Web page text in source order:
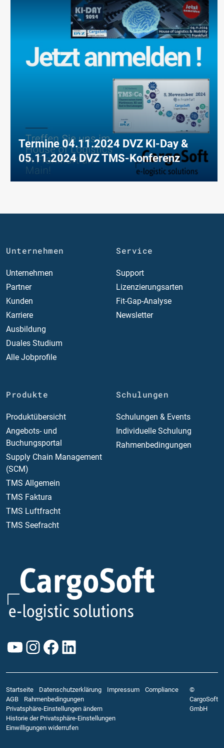
Termine 04.11.2024 DVZ KI-Day &
05.11.2024 DVZ TMS-Konferenz
YouTube
Instagram
Facebook
LinkedIn
Unternehmen
Unternehmen
Partner
Kunden
Karriere
Ausbildung
Duales Studium
Alle Jobprofile
Service
Support
Lizenzierungsarten
Fit-Gap-Analyse
Newsletter
Produkte
Produktübersicht
Angebots- und
Buchungsportal
Supply Chain Management
(SCM)
TMS Allgemein
TMS Faktura
TMS Luftfracht
TMS Seefracht
Schulungen
Schulungen & Events
Individuelle Schulung
Rahmenbedingungen
Startseite Datenschutzerklärung Impressum
Compliance
AGB
Rahmenbedingungen
Privatsphäre-Einstellungen ändern
Historie der Privatsphäre-Einstellungen
Einwilligungen widerrufen
©
CargoSoft
GmbH